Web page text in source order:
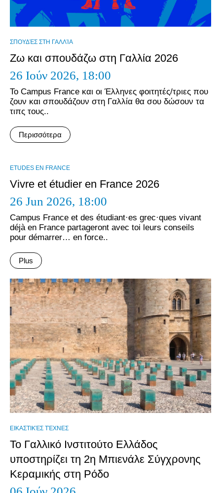
ΣΠΟΥΔΈΣ ΣΤΗ ΓΑΛΛΊΑ
Ζω και σπουδάζω στη Γαλλία 2026
26 Ιούν 2026, 18:00
Το Campus France και οι Έλληνες φοιτητές/τριες που
ζουν και σπουδάζουν στη Γαλλία θα σου δώσουν τα
τιπς τους..
Περισσότερα
ΕTUDES EN FRANCE
Vivre et étudier en France 2026
26 Jun 2026, 18:00
Campus France et des étudiant·es grec·ques vivant
déjà en France partageront avec toi leurs conseils
pour démarrer… en force..
Plus
ΕΙΚΑΣΤΙΚΈΣ ΤΈΧΝΕΣ
Το Γαλλικό Ινστιτούτο Ελλάδος
υποστηρίζει τη 2η Μπιενάλε Σύγχρονης
Κεραμικής στη Ρόδο